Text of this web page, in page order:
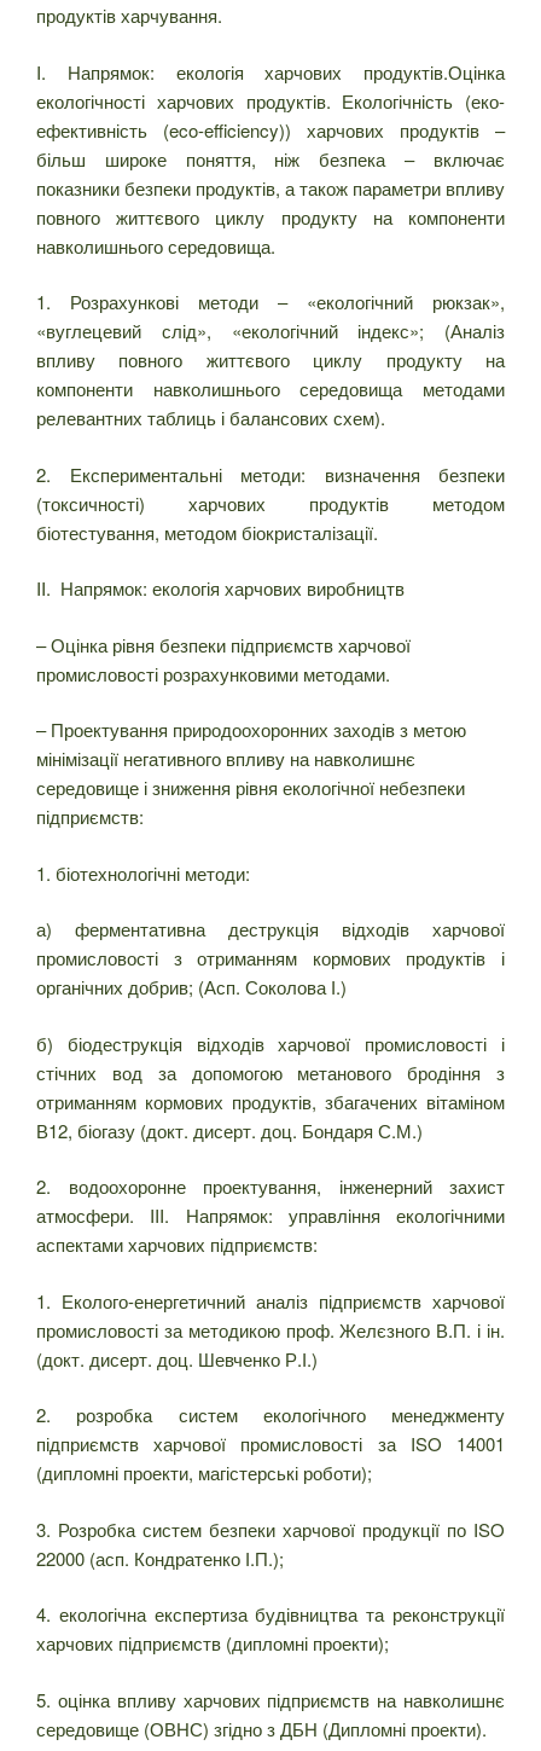
продуктів харчування.
I. Напрямок: екологія харчових продуктів.Оцінка
екологічності харчових продуктів. Екологічність (еко-
ефективність (eco-efficiency)) харчових продуктів –
більш широке поняття, ніж безпека – включає
показники безпеки продуктів, а також параметри впливу
повного життєвого циклу продукту на компоненти
навколишнього середовища.
1. Розрахункові методи – «екологічний рюкзак»,
«вуглецевий слід», «екологічний індекс»; (Аналіз
впливу повного життєвого циклу продукту на
компоненти навколишнього середовища методами
релевантних таблиць і балансових схем).
2. Експериментальні методи: визначення безпеки
(токсичності) харчових продуктів методом
біотестування, методом біокристалізації.
II. Напрямок: екологія харчових виробництв
– Оцінка рівня безпеки підприємств харчової
промисловості розрахунковими методами.
– Проектування природоохоронних заходів з метою
мінімізації негативного впливу на навколишнє
середовище і зниження рівня екологічної небезпеки
підприємств:
1. біотехнологічні методи:
а) ферментативна деструкція відходів харчової
промисловості з отриманням кормових продуктів і
органічних добрив; (Асп. Соколова І.)
б) біодеструкція відходів харчової промисловості і
стічних вод за допомогою метанового бродіння з
отриманням кормових продуктів, збагачених вітаміном
В12, біогазу (докт. дисерт. доц. Бондаря С.М.)
2. водоохоронне проектування, інженерний захист
атмосфери. III. Напрямок: управління екологічними
аспектами харчових підприємств:
1. Еколого-енергетичний аналіз підприємств харчової
промисловості за методикою проф. Желєзного В.П. і ін.
(докт. дисерт. доц. Шевченко Р.І.)
2. розробка систем екологічного менеджменту
підприємств харчової промисловості за ISO 14001
(дипломні проекти, магістерські роботи);
3. Розробка систем безпеки харчової продукції по ISO
22000 (асп. Кондратенко І.П.);
4. екологічна експертиза будівництва та реконструкції
харчових підприємств (дипломні проекти);
5. оцінка впливу харчових підприємств на навколишнє
середовище (ОВНС) згідно з ДБН (Дипломні проекти).